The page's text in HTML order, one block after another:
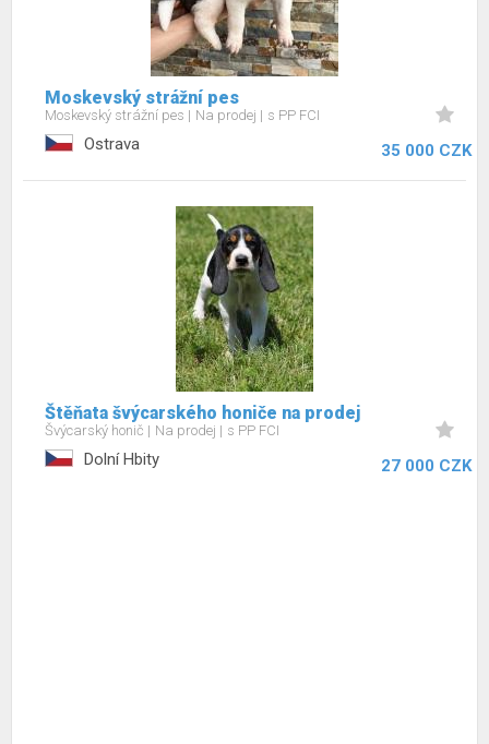
Moskevský strážní pes
Moskevský strážní pes Na prodej s PP FCI
Ostrava 35 000 CZK
Štěňata švýcarského honiče na prodej
Švýcarský honič Na prodej s PP FCI
Dolní Hbity 27 000 CZK